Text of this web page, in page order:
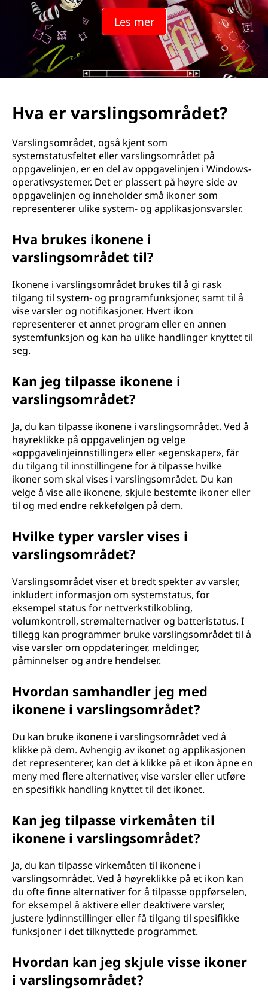
s
Les mer
Hva er varslingsområdet?
Varslingsområdet, også kjent som
systemstatusfeltet eller varslingsområdet på
oppgavelinjen, er en del av oppgavelinjen i Windows-
operativsystemer. Det er plassert på høyre side av
oppgavelinjen og inneholder små ikoner som
representerer ulike system- og applikasjonsvarsler.
Hva brukes ikonene i
varslingsområdet til?
Ikonene i varslingsområdet brukes til å gi rask
tilgang til system- og programfunksjoner, samt til å
vise varsler og notifikasjoner. Hvert ikon
representerer et annet program eller en annen
systemfunksjon og kan ha ulike handlinger knyttet til
seg.
Kan jeg tilpasse ikonene i
varslingsområdet?
Ja, du kan tilpasse ikonene i varslingsområdet. Ved å
høyreklikke på oppgavelinjen og velge
«oppgavelinjeinnstillinger» eller «egenskaper», får
du tilgang til innstillingene for å tilpasse hvilke
ikoner som skal vises i varslingsområdet. Du kan
velge å vise alle ikonene, skjule bestemte ikoner eller
til og med endre rekkefølgen på dem.
Hvilke typer varsler vises i
varslingsområdet?
Varslingsområdet viser et bredt spekter av varsler,
inkludert informasjon om systemstatus, for
eksempel status for nettverkstilkobling,
volumkontroll, strømalternativer og batteristatus. I
tillegg kan programmer bruke varslingsområdet til å
vise varsler om oppdateringer, meldinger,
påminnelser og andre hendelser.
Hvordan samhandler jeg med
ikonene i varslingsområdet?
Du kan bruke ikonene i varslingsområdet ved å
klikke på dem. Avhengig av ikonet og applikasjonen
det representerer, kan det å klikke på et ikon åpne en
meny med flere alternativer, vise varsler eller utføre
en spesifikk handling knyttet til det ikonet.
Kan jeg tilpasse virkemåten til
ikonene i varslingsområdet?
Ja, du kan tilpasse virkemåten til ikonene i
varslingsområdet. Ved å høyreklikke på et ikon kan
du ofte finne alternativer for å tilpasse oppførselen,
for eksempel å aktivere eller deaktivere varsler,
justere lydinnstillinger eller få tilgang til spesifikke
funksjoner i det tilknyttede programmet.
Hvordan kan jeg skjule visse ikoner
i varslingsområdet?